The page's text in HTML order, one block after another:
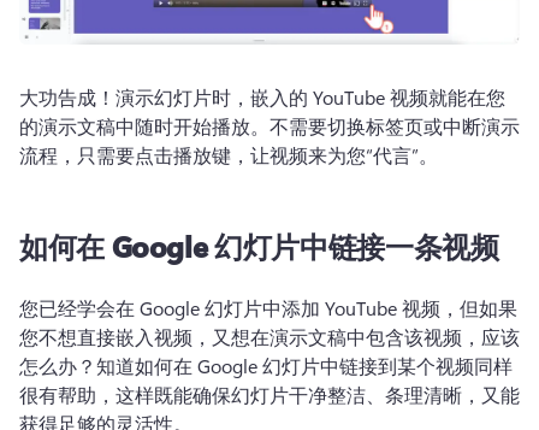
大功告成！ 演示幻灯片时，嵌入的 YouTube 视频就能在您
的演示文稿中随时开始播放。 不需要切换标签页或中断演示
流程，只需要点击播放键，让视频来为您“代言”。
如何在 Google 幻灯片中链接一条视频
您已经学会在 Google 幻灯片中添加 YouTube 视频，但如果
您不想直接嵌入视频，又想在演示文稿中包含该视频，应该
怎么办？知道如何在 Google 幻灯片中链接到某个视频同样
很有帮助，这样既能确保幻灯片干净整洁、条理清晰，又能
获得足够的灵活性。